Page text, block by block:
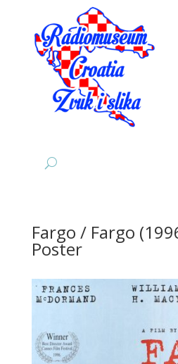
Fargo / Fargo
Poster